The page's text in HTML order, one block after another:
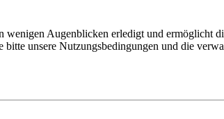
Augenblicken erledigt und ermöglicht
unsere Nutzungsbedingungen und die